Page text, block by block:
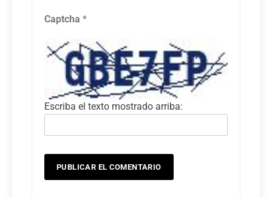
Captcha *
Escriba el texto mostrado arriba: